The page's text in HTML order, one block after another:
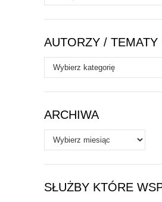
AUTORZY / TEMATY
Autorzy
/
Tematy
ARCHIWA
Archiwa
SŁUŻBY KTÓRE